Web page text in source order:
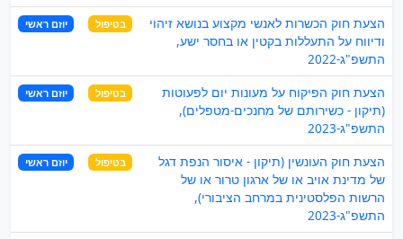
הצעת חוק הכשרות לאנשי מקצוע בנושא זיהוי
ודיווח על התעללות בקטין או בחסר ישע,
התשפ"ג-2022
בטיפול יוזם ראשי
הצעת חוק הפיקוח על מעונות יום לפעוטות
(תיקון - כשירותם של מחנכים-מטפלים),
התשפ"ג-2023
בטיפול יוזם ראשי
הצעת חוק העונשין (תיקון - איסור הנפת דגל
של מדינת אויב או של ארגון טרור או של
הרשות הפלסטינית במרחב הציבורי),
התשפ"ג-2023
בטיפול יוזם ראשי